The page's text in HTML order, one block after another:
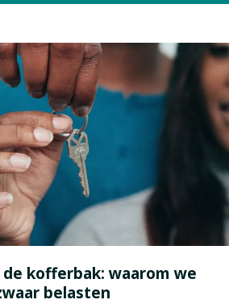
kofferbak: waarom we
belasten